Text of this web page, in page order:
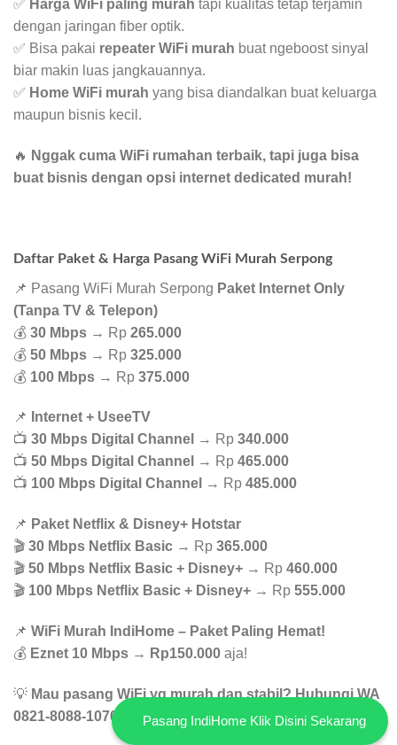
✅ Harga WiFi paling murah tapi kualitas tetap terjamin
dengan jaringan fiber optik.
✅ Bisa pakai repeater WiFi murah buat ngeboost sinyal
biar makin luas jangkauannya.
✅ Home WiFi murah yang bisa diandalkan buat keluarga
maupun bisnis kecil.
🔥 Nggak cuma WiFi rumahan terbaik, tapi juga bisa
buat bisnis dengan opsi internet dedicated murah!
Daftar Paket & Harga Pasang WiFi Murah Serpong
📌 Pasang WiFi Murah Serpong Paket Internet Only
(Tanpa TV & Telepon)
💰 30 Mbps → Rp 265.000
💰 50 Mbps → Rp 325.000
💰 100 Mbps → Rp 375.000
📌
Internet + UseeTV
📺 30 Mbps Digital Channel → Rp 340.000
📺 50 Mbps Digital Channel → Rp 465.000
📺 100 Mbps Digital Channel → Rp 485.000
📌 Paket Netflix & Disney+ Hotstar
🎬 30 Mbps Netflix Basic → Rp 365.000
🎬 50 Mbps Netflix Basic + Disney+ → Rp 460.000
🎬 100 Mbps Netflix Basic + Disney+ → Rp 555.000
📌 WiFi Murah IndiHome – Paket Paling Hemat!
💰 Eznet 10 Mbps → Rp150.000 aja!
💡 Mau pasang WiFi yg murah dan stabil? Hubungi WA
0821-8088-1070 buat konsultasi GRATIS!
Pasang IndiHome Klik Disini Sekarang